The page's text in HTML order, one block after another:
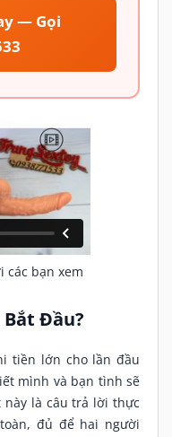
— Gọi
các bạn xem
Bắt Đầu?
tiền lớn cho lần đầu
mình và bạn tình sẽ
này là câu trả lời thực
đủ để hai người